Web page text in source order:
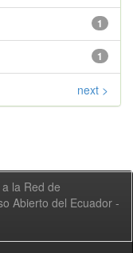
1
1
next >
la Red de
Abierto del Ecuador -